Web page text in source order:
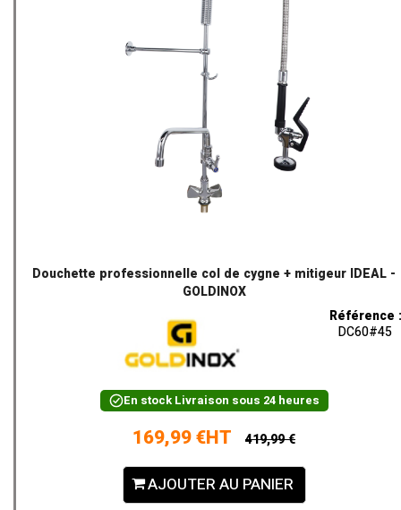
Douchette professionnelle col de cygne + mitigeur IDEAL -
GOLDINOX
Référence :
DC60#45
En stockLivraison sous 24 heures
169,99 €HT 419,99 €
AJOUTER AU PANIER